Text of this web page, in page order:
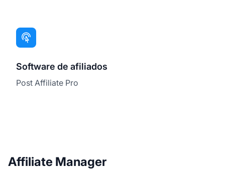
Software de afiliados
Post Affiliate Pro
Affiliate Manager